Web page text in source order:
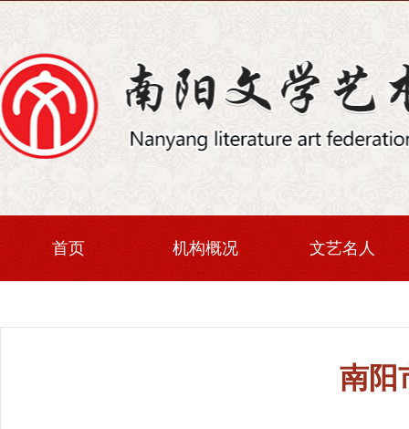
首页 机构概况 文艺名人
南阳